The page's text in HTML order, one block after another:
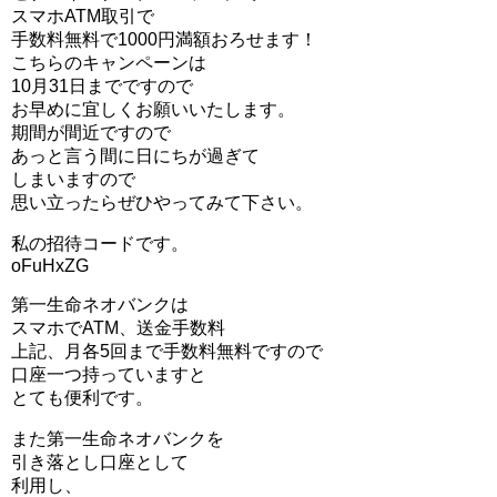
スマホATM取引で
手数料無料で1000円満額おろせます！
こちらのキャンペーンは
10月31日までですので
お早めに宜しくお願いいたします。
期間が間近ですので
あっと言う間に日にちが過ぎて
しまいますので
思い立ったらぜひやってみて下さい。
私の招待コードです。
oFuHxZG
第一生命ネオバンクは
スマホでATM、送金手数料
上記、月各5回まで手数料無料ですので
口座一つ持っていますと
とても便利です。
また第一生命ネオバンクを
引き落とし口座として
利用し、